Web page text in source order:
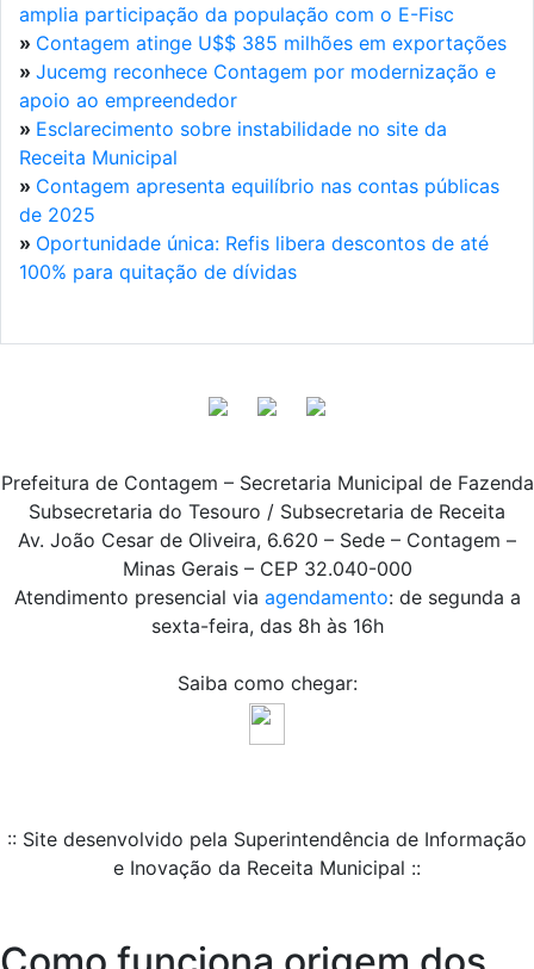
amplia participação da população com o E-Fisc
» Contagem atinge U$$ 385 milhões em exportações
» Jucemg reconhece Contagem por modernização e
apoio ao empreendedor
» Esclarecimento sobre instabilidade no site da
Receita Municipal
» Contagem apresenta equilíbrio nas contas públicas
de 2025
» Oportunidade única: Refis libera descontos de até
100% para quitação de dívidas
Prefeitura de Contagem – Secretaria Municipal de Fazenda
Subsecretaria do Tesouro / Subsecretaria de Receita
Av. João Cesar de Oliveira, 6.620 – Sede – Contagem –
Minas Gerais – CEP 32.040-000
Atendimento presencial via agendamento: de segunda a
sexta-feira, das 8h às 16h
Saiba como chegar:
:: Site desenvolvido pela Superintendência de Informação
e Inovação da Receita Municipal ::